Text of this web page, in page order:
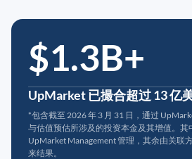
$1.3B+
UpMarket 已撮合超过 13 亿
*包含截至 2026 年 3 月 31 日，通过
与估值预估所涉及的投资本金及其增值。其
UpMarket Management 管理，其余由关联
来结果。